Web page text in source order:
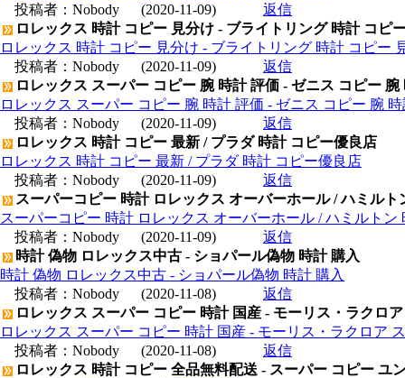
投稿者： Nobody (2020-11-09)
返信
ロレックス 時計 コピー 見分け - ブライトリング 時計 コピ
ロレックス 時計 コピー 見分け - ブライトリング 時計 コピー
投稿者： Nobody (2020-11-09)
返信
ロレックス スーパー コピー 腕 時計 評価 - ゼニス コピー 腕
ロレックス スーパー コピー 腕 時計 評価 - ゼニス コピー 腕
投稿者： Nobody (2020-11-09)
返信
ロレックス 時計 コピー 最新 / プラダ 時計 コピー優良店
ロレックス 時計 コピー 最新 / プラダ 時計 コピー優良店
投稿者： Nobody (2020-11-09)
返信
スーパーコピー 時計 ロレックス オーバーホール / ハミル
スーパーコピー 時計 ロレックス オーバーホール / ハミルトン
投稿者： Nobody (2020-11-09)
返信
時計 偽物 ロレックス中古 - ショパール偽物 時計 購入
時計 偽物 ロレックス中古 - ショパール偽物 時計 購入
投稿者： Nobody (2020-11-08)
返信
ロレックス スーパー コピー 時計 国産 - モーリス・ラクロ
ロレックス スーパー コピー 時計 国産 - モーリス・ラクロア
投稿者： Nobody (2020-11-08)
返信
ロレックス 時計 コピー 全品無料配送 - スーパー コピー ユ